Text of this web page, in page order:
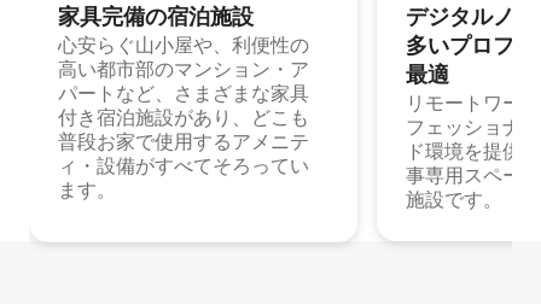
家具完備の宿⁠泊⁠施⁠設
心安らぐ山小屋や、利便性の
高い都市部のマンション・ア
パートなど、さまざまな家具
付き宿泊施設があり、どこも
普段お家で使用するアメニテ
ィ・設備がすべてそろってい
ます。
デジタルノ
多⁠いプ⁠ロ⁠フ⁠
最⁠適
リモートワー
フェッショナ
ド環境を提供
事専用スペー
施設です。